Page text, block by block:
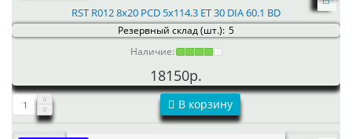
RST R012 8x20 PCD 5x114.3 ET 30 DIA 60.1 BD
Резервный склад (шт.): 5
Наличие:
18150р.
В корзину